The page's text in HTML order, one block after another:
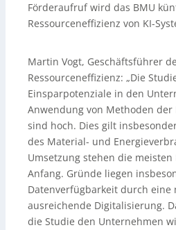
Förderaufruf wird das BMU
Ressourceneffizienz von KI-
Martin Vogt, Geschäftsführer
Ressourceneffizienz: „Die
Einsparpotenziale in den
Anwendung von Methoden
sind hoch. Dies gilt
des Material- und
Umsetzung stehen die
Anfang. Gründe liegen
Datenverfügbarkeit durch eine
ausreichende Digitalisierung.
die Studie den Unternehmen